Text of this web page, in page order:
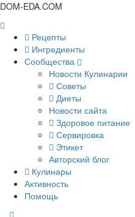
DOM-EDA.COM
Рецепты
Ингредиенты
Сообщества
Новости Кулинарии
Советы
Диеты
Новости сайта
Здоровое питание
Сервировка
Этикет
Авторский блог
Кулинары
Активность
Помощь